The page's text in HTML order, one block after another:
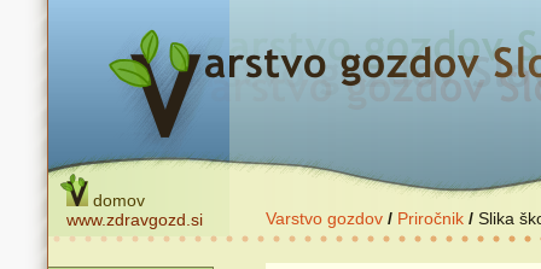
domov
www.zdravgozd.si
Varstvo gozdov / Priročnik / Slika